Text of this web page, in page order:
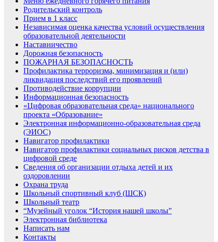
Родительский контроль
Прием в 1 класс
Независимая оценка качества условий осуществления
образовательной деятельности
Наставничество
Дорожная безопасность
ПОЖАРНАЯ БЕЗОПАСНОСТЬ
Профилактика терроризма, минимизация и (или)
ликвидация последствий его проявлений
Противодействие коррупции
Информационная безопасность
«Цифровая образовательная среда» национального
проекта «Образование»
Электронная информационно-образовательная среда
(ЭИОС)
Навигатор профилактики
Навигатор профилактики социальных рисков детства в
цифровой среде
Сведения об организации отдыха детей и их
оздоровлении
Охрана труда
Школьный спортивный клуб (ШСК)
Школьный театр
“Музейный уголок “История нашей школы”
Электронная библиотека
Написать нам
Контакты